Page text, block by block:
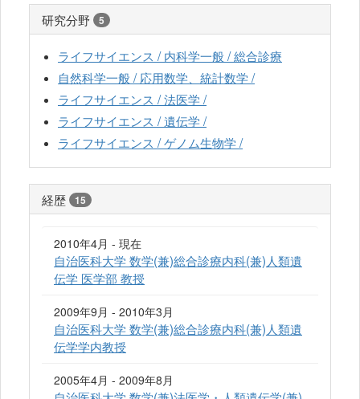
研究分野 5
ライフサイエンス / 内科学一般 / 総合診療
自然科学一般 / 応用数学、統計数学 /
ライフサイエンス / 法医学 /
ライフサイエンス / 遺伝学 /
ライフサイエンス / ゲノム生物学 /
経歴 15
2010年4月 - 現在
自治医科大学 数学(兼)総合診療内科(兼)人類遺
伝学 医学部 教授
2009年9月 - 2010年3月
自治医科大学 数学(兼)総合診療内科(兼)人類遺
伝学学内教授
2005年4月 - 2009年8月